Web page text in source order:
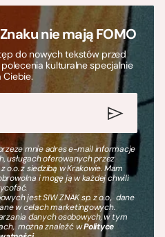
nie mają FOMO
do nowych tekstów przed
kulturalne specjalnie
Ciebie.
mnie adres e-mail informacje
usługach oferowanych przez
o.o. z siedzibą w Krakowie. Mam
i mogę ją w każdej chwili
jest SIW ZNAK sp. z o.o., dane
w celach marketingowych.
danych osobowych, w tym
można znaleźć wPolityce